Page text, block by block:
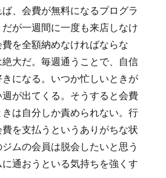
、会費が無料になるプログラ
が一週間に一度も来店しなけ
を全額納めなければならな
大だ。毎週通うことで、自信
になる。いつか忙しいときが
が出てくる。そうすると会費
は自分しか責められない。行
を支払うというありがちな状
ムの会員は脱会したいと思う
通おうといる気持ちを強くす